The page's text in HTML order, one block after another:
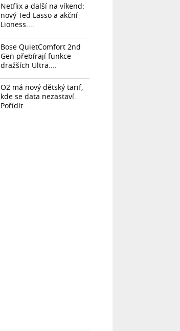
Netflix a další na víkend:
nový Ted Lasso a akční
Lioness....
Bose QuietComfort 2nd
Gen přebírají funkce
dražších Ultra....
O2 má nový dětský tarif,
kde se data nezastaví.
Pořídit...